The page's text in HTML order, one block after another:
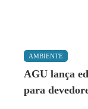
AMBIENTE
AGU lança
para